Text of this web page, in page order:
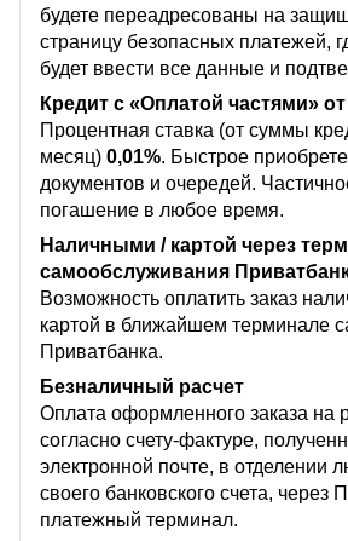
будете переадресованы на
страницу безопасных платежей,
будет ввести все данные и
Кредит с «Оплатой частями»
Процентная ставка (от суммы
месяц) 0,01%. Быстрое
документов и очередей.
погашение в любое время.
Наличными / картой через
самообслуживания
Возможность оплатить заказ
картой в ближайшем терминале
Приватбанка.
Безналичный расчет
Оплата оформленного заказа на
согласно счету-фактуре,
электронной почте, в отделении
своего банковского счета, через
платежный терминал.